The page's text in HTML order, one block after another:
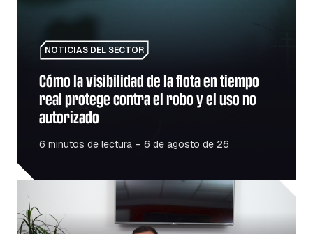
NOTICIAS DEL SECTOR
Cómo la visibilidad de la flota en tiempo
real protege contra el robo y el uso no
autorizado
6 minutos de lectura – 6 de agosto de 26
De la dificultad a la fortaleza: cómo Darren Wright